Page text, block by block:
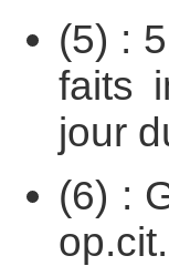
(5) :
faits
jour
(6) :